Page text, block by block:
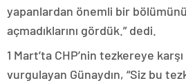
yapanlardan önemli bir
açmadıklarını gördük.” dedi.
1 Mart’ta CHP’nin tezkereye
vurgulayan Günaydın, “Siz bu